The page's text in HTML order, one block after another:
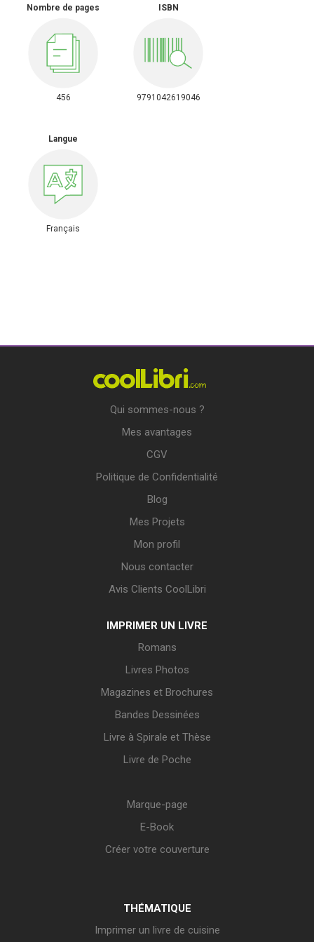
Nombre de pages
456
ISBN
9791042619046
Langue
Français
Qui sommes-nous ?
Mes avantages
CGV
Politique de Confidentialité
Blog
Mes Projets
Mon profil
Nous contacter
Avis Clients CoolLibri
IMPRIMER UN LIVRE
Romans
Livres Photos
Magazines et Brochures
Bandes Dessinées
Livre à Spirale et Thèse
Livre de Poche
Marque-page
E-Book
Créer votre couverture
THÉMATIQUE
Imprimer un livre de cuisine